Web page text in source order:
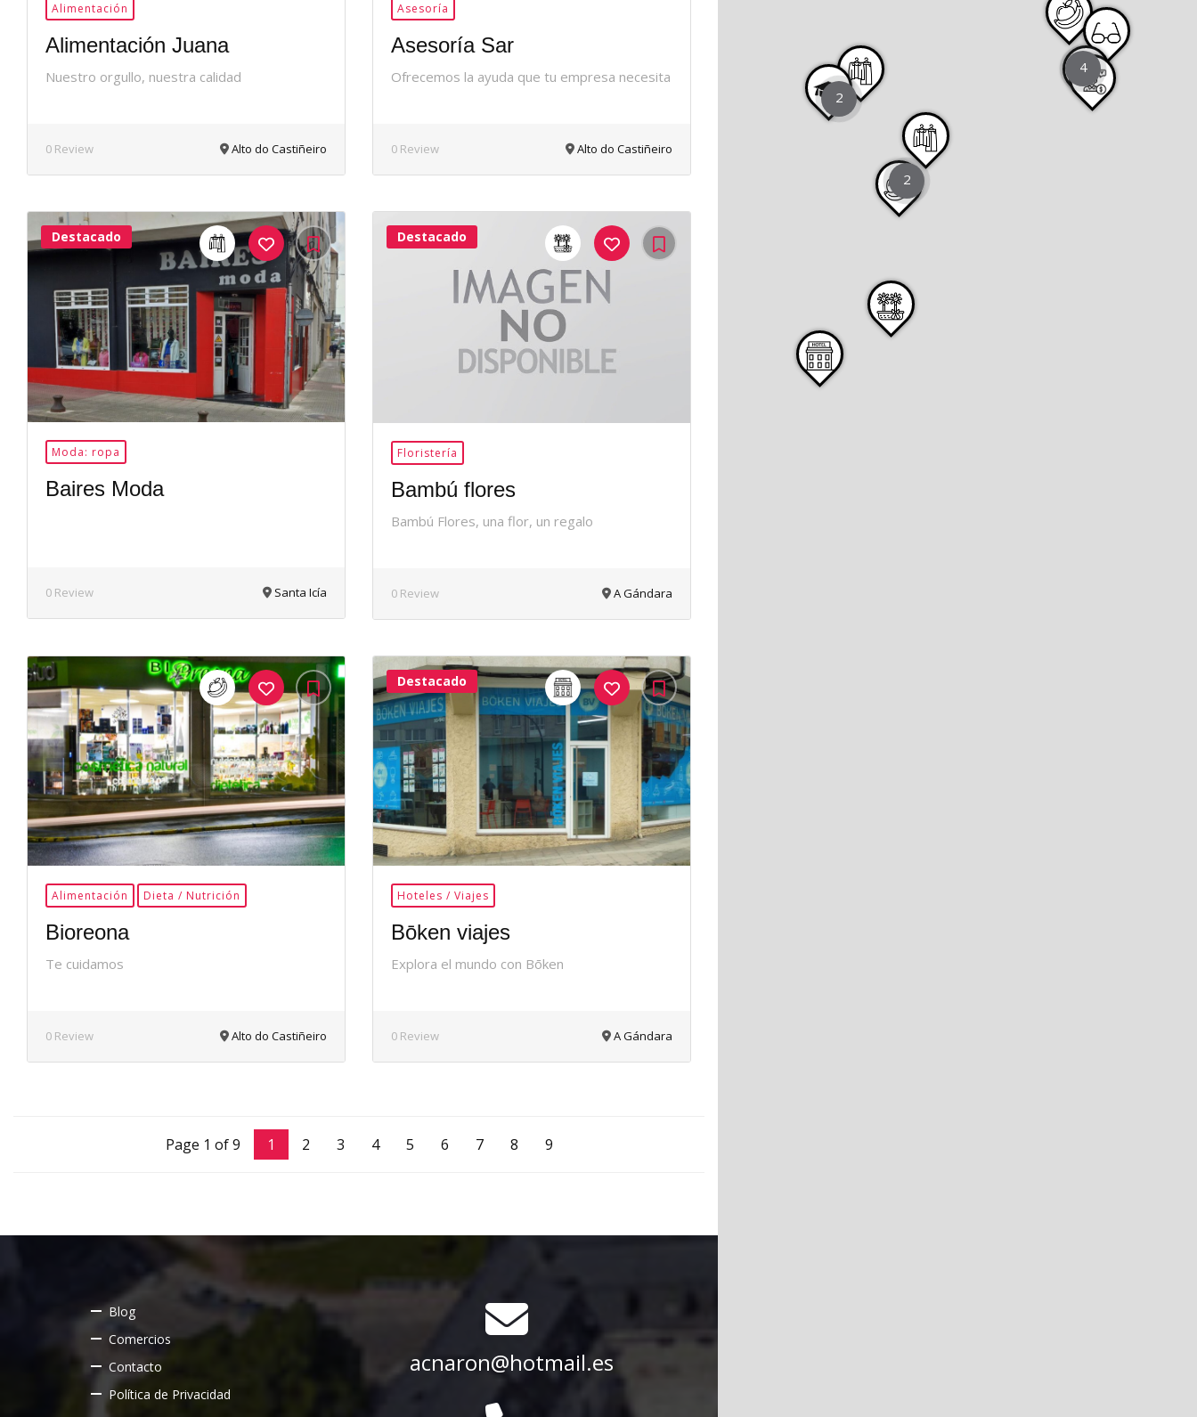
4
2
2
Alimentación
Alimentación Juana
Nuestro orgullo, nuestra calidad
0 Review Alto do Castiñeiro
Asesoría
Asesoría Sar
Ofrecemos la ayuda que tu empresa necesita
0 Review Alto do Castiñeiro
24Me
Gusta
Destacado
Moda: ropa
Baires Moda
0 Review Santa Icía
42Me
Gusta
Destacado
Floristería
Bambú flores
Bambú Flores, una flor, un regalo
0 Review A Gándara
35Me
Gusta
Alimentación Dieta / Nutrición
Bioreona
Te cuidamos
0 Review Alto do Castiñeiro
32Me
Gusta
Destacado
Hoteles / Viajes
Bōken viajes
Explora el mundo con Bōken
0 Review A Gándara
Page 1 of 9 1 2 3 4 5 6 7 8 9
Blog
Comercios
Contacto
Política de Privacidad
acnaron@hotmail.es